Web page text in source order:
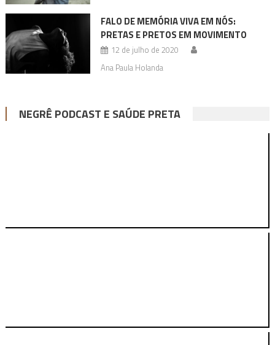
FALO DE MEMÓRIA VIVA EM NÓS:
PRETAS E PRETOS EM MOVIMENTO
12 de julho de 2020
Ana Paula Holanda
NEGRÊ PODCAST E SAÚDE PRETA